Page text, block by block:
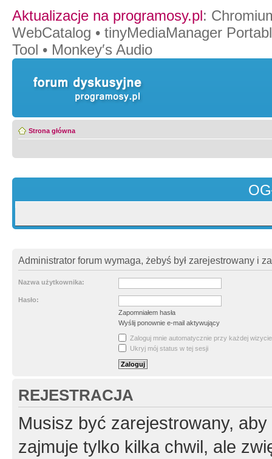
Aktualizacje na programosy.pl:
WebCatalog • tinyMediaManager
Tool • Monkey′s Audio
Strona główna
Administrator forum wymaga, żebyś był zarejestrowany i
Nazwa użytkownika:
Hasło:
Zapomniałem hasła
Wyślij ponownie e-mail aktywujący
Zaloguj mnie automatycznie przy każdej wizycie
Ukryj mój status w tej sesji
REJESTRACJA
Musisz być zarejestrowany,
zajmuje tylko kilka chwil, ale